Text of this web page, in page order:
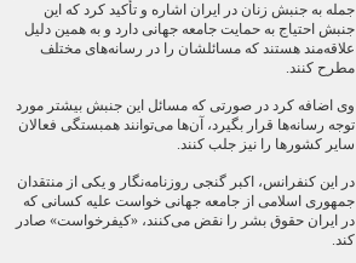
جمله به جنبش زنان در ایران اشاره و تأکید کرد که این
جنبش احتیاج به حمایت جامعه جهانی دارد و به همین دلیل
علاقه‌مند هستند که مسائلشان را در رسانه‌های مختلف
مطرح کنند.
وی اضافه کرد در صورتی که مسائل این جنبش بیشتر مورد
توجه رسانه‌ها قرار بگیرد، آن‌ها می‌توانند همبستگی فعالان
سایر کشورها را نیز جلب کنند.
در این کنفرانس، اکبر گنجی روزنامه‌نگار و یکی از منتقدان
جمهوری اسلامی از جامعه جهانی خواست علیه کسانی که
در ایران حقوق بشر را نقض می‌کنند، «کیفرخواست» صادر
کند.